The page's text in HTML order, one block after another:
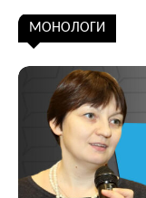
Подписаться
МОНОЛОГИ